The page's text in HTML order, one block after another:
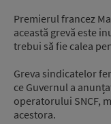
Premierul francez
această grevă este
trebui să fie calea
Greva sindicatelor
ce Guvernul a
operatorului SNCF,
acestora.